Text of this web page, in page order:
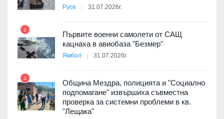
Русе 31.07.2026г.
2
Първите военни самолети от САЩ
кацнаха в авиобаза "Безмер"
Ямбол 31.07.2026г.
3
Община Мездра, полицията и "Социално
подпомагане" извършиха съвместна
проверка за системни проблеми в кв.
"Лещака"